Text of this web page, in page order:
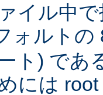
イル中
ォルトの
ト) であ
には